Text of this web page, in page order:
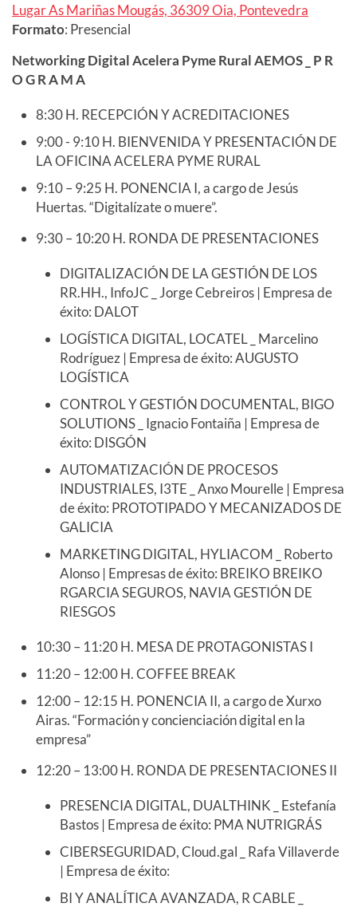
Lugar As Mariñas Mougás, 36309 Oia, Pontevedra
Formato: Presencial
Networking Digital Acelera Pyme Rural AEMOS _ P R
O G R A M A
8:30 H. RECEPCIÓN Y ACREDITACIONES
9:00 - 9:10 H. BIENVENIDA Y PRESENTACIÓN DE
LA OFICINA ACELERA PYME RURAL
9:10 – 9:25 H. PONENCIA I, a cargo de Jesús
Huertas. “Digitalízate o muere”.
9:30 – 10:20 H. RONDA DE PRESENTACIONES
DIGITALIZACIÓN DE LA GESTIÓN DE LOS
RR.HH., InfoJC _ Jorge Cebreiros | Empresa de
éxito: DALOT
LOGÍSTICA DIGITAL, LOCATEL _ Marcelino
Rodríguez | Empresa de éxito: AUGUSTO
LOGÍSTICA
CONTROL Y GESTIÓN DOCUMENTAL, BIGO
SOLUTIONS _ Ignacio Fontaiña | Empresa de
éxito: DISGÓN
AUTOMATIZACIÓN DE PROCESOS
INDUSTRIALES, I3TE _ Anxo Mourelle | Empresa
de éxito: PROTOTIPADO Y MECANIZADOS DE
GALICIA
MARKETING DIGITAL, HYLIACOM _ Roberto
Alonso | Empresas de éxito: BREIKO BREIKO
RGARCIA SEGUROS, NAVIA GESTIÓN DE
RIESGOS
10:30 – 11:20 H. MESA DE PROTAGONISTAS I
11:20 – 12:00 H. COFFEE BREAK
12:00 – 12:15 H. PONENCIA II, a cargo de Xurxo
Airas. “Formación y concienciación digital en la
empresa”
12:20 – 13:00 H. RONDA DE PRESENTACIONES II
PRESENCIA DIGITAL, DUALTHINK _ Estefanía
Bastos | Empresa de éxito: PMA NUTRIGRÁS
CIBERSEGURIDAD, Cloud.gal _ Rafa Villaverde
| Empresa de éxito:
BI Y ANALÍTICA AVANZADA, R CABLE _